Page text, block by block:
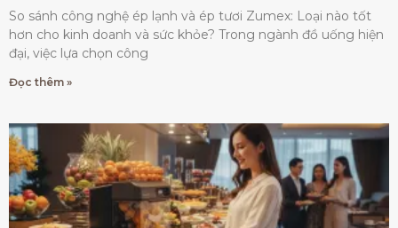
So sánh công nghệ ép lạnh và ép tươi Zumex: Loại nào tốt
hơn cho kinh doanh và sức khỏe? Trong ngành đồ uống hiện
đại, việc lựa chọn công
Đọc thêm »